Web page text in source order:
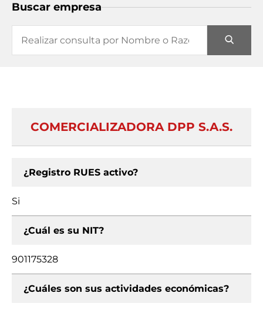
Buscar empresa
COMERCIALIZADORA DPP S.A.S.
¿Registro RUES activo?
Si
¿Cuál es su NIT?
901175328
¿Cuáles son sus actividades económicas?